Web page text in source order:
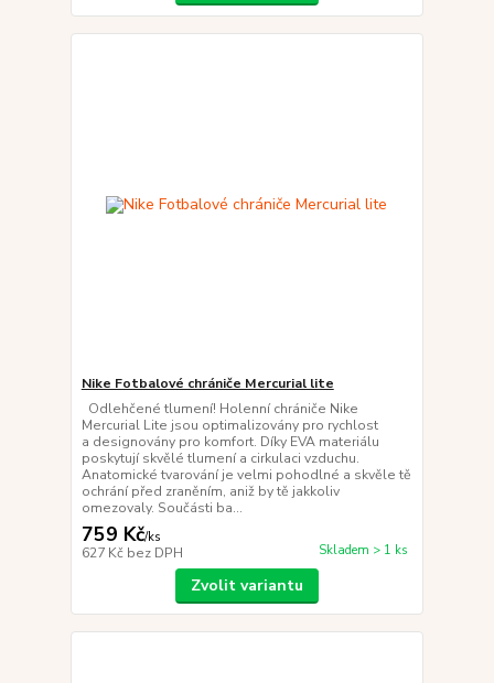
Nike Fotbalové chrániče Mercurial lite
Odlehčené tlumení! Holenní chrániče Nike
Mercurial Lite jsou optimalizovány pro rychlost
a designovány pro komfort. Díky EVA materiálu
poskytují skvělé tlumení a cirkulaci vzduchu.
Anatomické tvarování je velmi pohodlné a skvěle tě
ochrání před zraněním, aniž by tě jakkoliv
omezovaly. Součásti ba...
759 Kč/ks
627 Kč bez DPH Skladem > 1 ks
Zvolit variantu